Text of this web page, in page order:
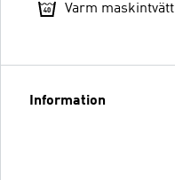
Varm maskintvätt
Information